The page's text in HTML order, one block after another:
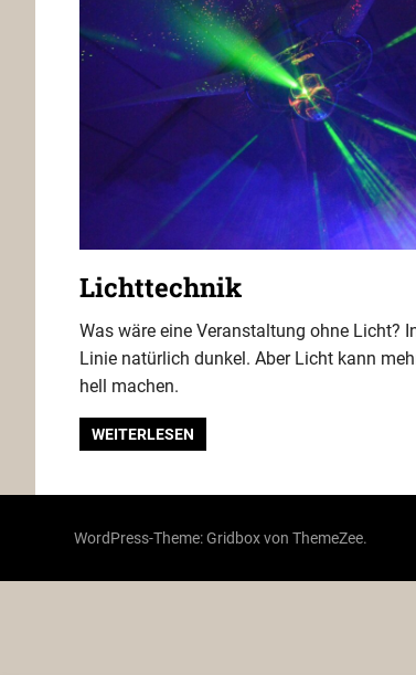
Lichttechnik
Was wäre eine Veranstaltung ohne Licht?
Linie natürlich dunkel. Aber Licht kann
hell machen.
WEITERLESEN
WordPress-Theme: Gridbox von ThemeZee.